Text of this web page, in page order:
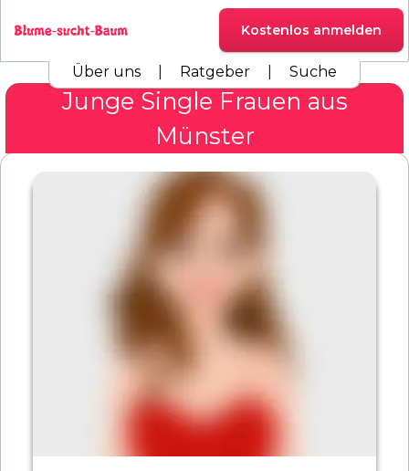
Kostenlos anmelden
Über uns Ratgeber Suche
Junge Single Frauen aus
Münster